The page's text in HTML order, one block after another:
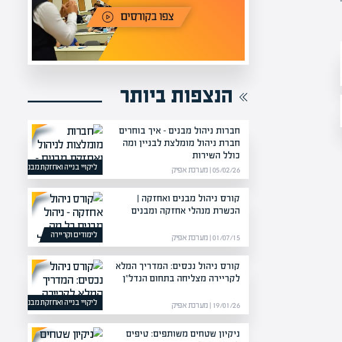
הנצפות ביותר
ליקויי בנייה ואחזקת מבנים
חברות ניהול מבנים – איך בוחרים
חברת ניהול מומלצת לבניין ומה
כולל השירות
05/02/26 | מערכת אפיק
לימודים וקריירה
קורס ניהול מבנים ואחזקה |
הכשרת מנהלי אחזקה ומבנים
01/07/15 | מערכת אפיק
ליקויי בנייה ואחזקת מבנים
קורס ניהול נכסים: המדריך המלא
לקריירה מצליחה בתחום הנדל"ן
19/01/26 | מערכת אפיק
ניקיון שטחים משותפים: טיפים